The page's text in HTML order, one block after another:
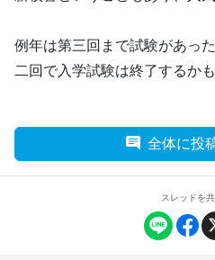
例年は第三回まで試験があっ
二回で入学試験は終了するか
全体に投
スレッドを